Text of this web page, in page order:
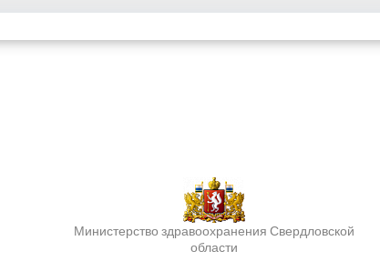
Министерство здравоохранения Свердловской
области